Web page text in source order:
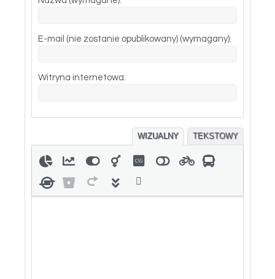
E-mail (nie zostanie opublikowany) (wymagany):
Witryna internetowa:
WIZUALNY TEKSTOWY